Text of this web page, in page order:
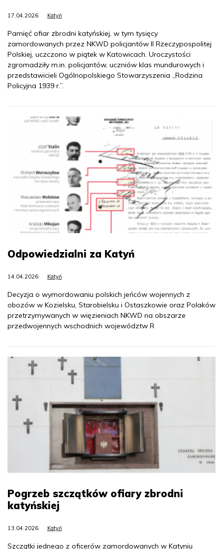
17.04.2026 Katyń
Pamięć ofiar zbrodni katyńskiej, w tym tysięcy
zamordowanych przez NKWD policjantów II Rzeczypospolitej
Polskiej, uczczono w piątek w Katowicach. Uroczystości
zgromadziły m.in. policjantów, uczniów klas mundurowych i
przedstawicieli Ogólnopolskiego Stowarzyszenia „Rodzina
Policyjna 1939 r.”.
Odpowiedzialni za Katyń
14.04.2026 Katyń
Decyzja o wymordowaniu polskich jeńców wojennych z
obozów w Kozielsku, Starobielsku i Ostaszkowie oraz Polaków
przetrzymywanych w więzieniach NKWD na obszarze
przedwojennych wschodnich województw R
Pogrzeb szczątków ofiary zbrodni
katyńskiej
13.04.2026 Katyń
Szczątki jednego z oficerów zamordowanych w Katyniu